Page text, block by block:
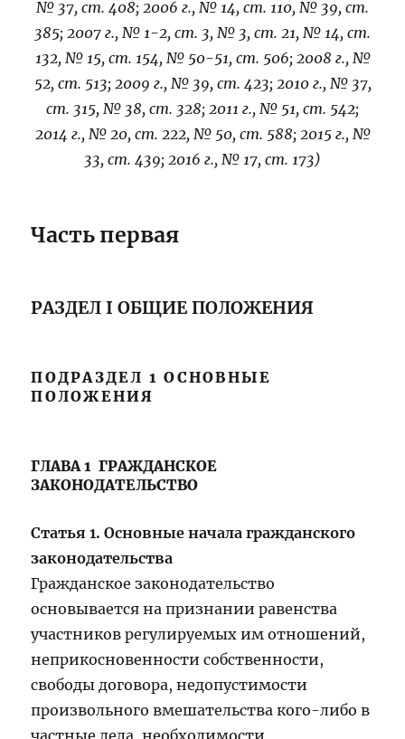
№ 37, ст. 408; 2006 г., № 14, ст. 110, № 39, ст.
385; 2007 г., № 1-2, ст. 3, № 3, ст. 21, № 14, ст.
132, № 15, ст. 154, № 50-51, ст. 506; 2008 г., №
52, ст. 513; 2009 г., № 39, ст. 423; 2010 г., № 37,
ст. 315, № 38, ст. 328; 2011 г., № 51, ст. 542;
2014 г., № 20, ст. 222, № 50, ст. 588; 2015 г., №
33, ст. 439; 2016 г., № 17, ст. 173)
Часть первая
РАЗДЕЛ I ОБЩИЕ ПОЛОЖЕНИЯ
ПОДРАЗДЕЛ 1 ОСНОВНЫЕ
ПОЛОЖЕНИЯ
ГЛАВА 1 ГРАЖДАНСКОЕ
ЗАКОНОДАТЕЛЬСТВО
Статья 1. Основные начала гражданского
законодательства
Гражданское законодательство
основывается на признании равенства
участников регулируемых им отношений,
неприкосновенности собственности,
свободы договора, недопустимости
произвольного вмешательства кого-либо в
частные дела, необходимости